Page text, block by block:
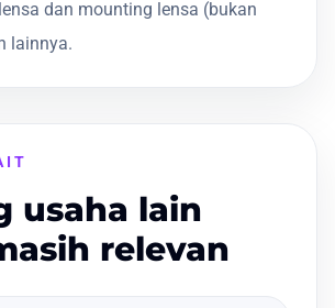
dan mounting lensa (bukan
lainnya.
usaha lain
relevan